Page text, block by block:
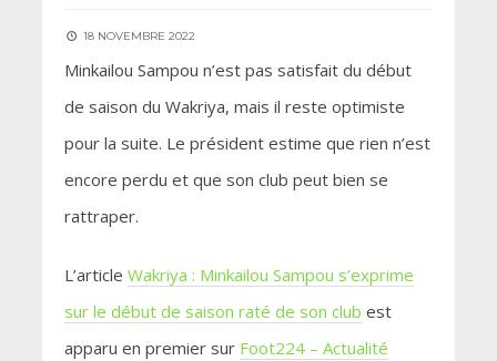
18 NOVEMBRE 2022
Minkailou Sampou n’est pas satisfait du début
de saison du Wakriya, mais il reste optimiste
pour la suite. Le président estime que rien n’est
encore perdu et que son club peut bien se
rattraper.
L’article Wakriya : Minkailou Sampou s’exprime
sur le début de saison raté de son club est
apparu en premier sur Foot224 – Actualité